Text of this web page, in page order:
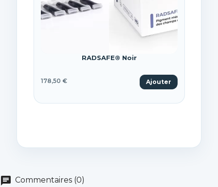
RADSAFE® Noir
178,50 € Ajouter
chat Commentaires (0)